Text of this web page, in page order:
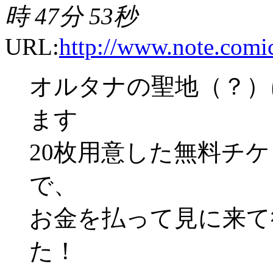
時 47分 53秒
URL:http://
オルタナの聖地（？
ます
20枚用意した無料チ
で、
お金を払って見に来
た！